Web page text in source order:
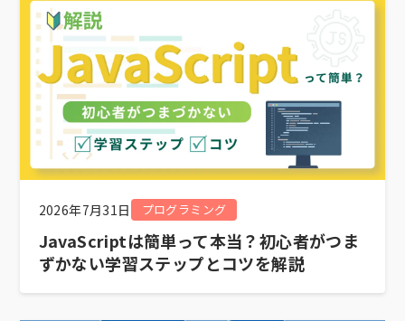
2026年7月31日 プログラミング
JavaScriptは簡単って本当？初心者がつま
ずかない学習ステップとコツを解説